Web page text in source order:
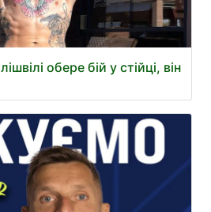
обере бій у стійці, він